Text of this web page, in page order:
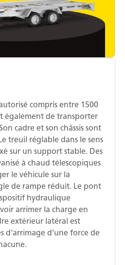
compris entre 1500
également de transporter
cadre et son châssis sont
treuil réglable dans le sens
sur un support stable. Des
à chaud télescopiques
le véhicule sur la
de rampe réduit. Le pont
hydraulique
arrimer la charge en
extérieur latéral est
d'arrimage d'une force de